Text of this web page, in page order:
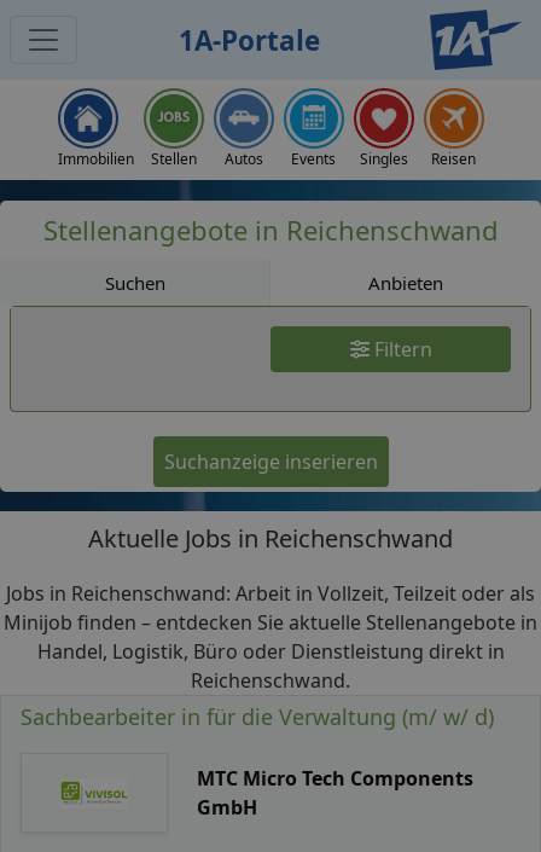
1A-Portale
Immobilien Stellen Autos Events Singles Reisen
Stellenangebote in Reichenschwand
Suchen Anbieten
Filtern
Suchanzeige inserieren
Aktuelle Jobs in Reichenschwand
Jobs in Reichenschwand: Arbeit in Vollzeit, Teilzeit oder als
Minijob finden – entdecken Sie aktuelle Stellenangebote in
Handel, Logistik, Büro oder Dienstleistung direkt in
Reichenschwand.
Sachbearbeiter in für die Verwaltung (m/ w/ d)
MTC Micro Tech Components
GmbH